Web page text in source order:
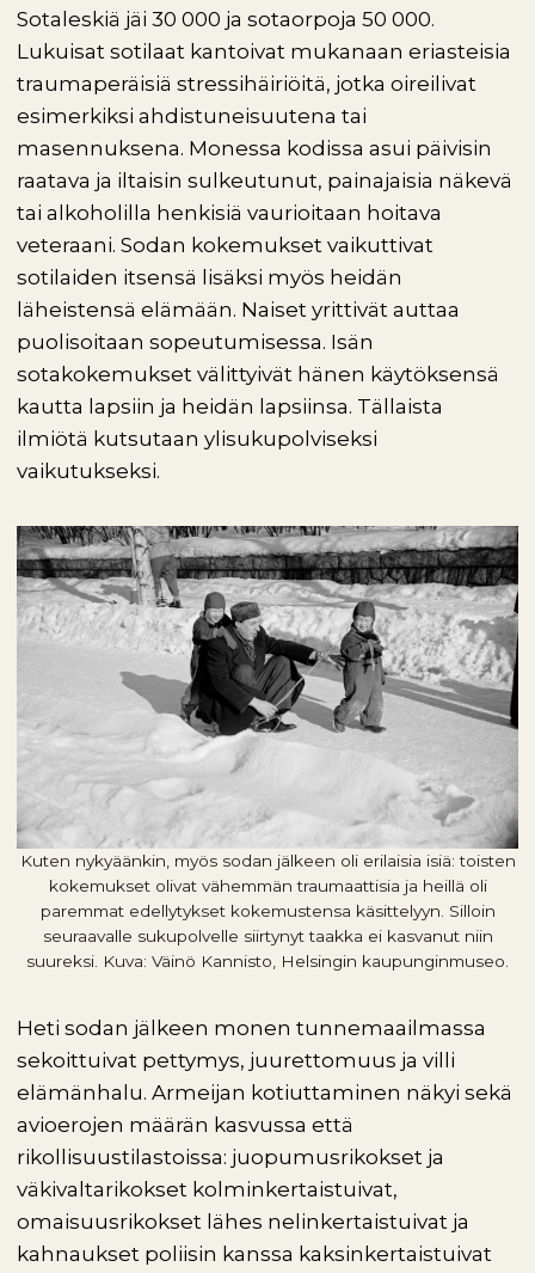
Sotaleskiä jäi 30 000 ja sotaorpoja 50 000.
Lukuisat sotilaat kantoivat mukanaan eriasteisia
traumaperäisiä stressihäiriöitä, jotka oireilivat
esimerkiksi ahdistuneisuutena tai
masennuksena. Monessa kodissa asui päivisin
raatava ja iltaisin sulkeutunut, painajaisia näkevä
tai alkoholilla henkisiä vaurioitaan hoitava
veteraani. Sodan kokemukset vaikuttivat
sotilaiden itsensä lisäksi myös heidän
läheistensä elämään. Naiset yrittivät auttaa
puolisoitaan sopeutumisessa. Isän
sotakokemukset välittyivät hänen käytöksensä
kautta lapsiin ja heidän lapsiinsa. Tällaista
ilmiötä kutsutaan ylisukupolviseksi
vaikutukseksi.
Kuten nykyäänkin, myös sodan jälkeen oli erilaisia isiä: toisten
kokemukset olivat vähemmän traumaattisia ja heillä oli
paremmat edellytykset kokemustensa käsittelyyn. Silloin
seuraavalle sukupolvelle siirtynyt taakka ei kasvanut niin
suureksi. Kuva: Väinö Kannisto, Helsingin kaupunginmuseo.
Heti sodan jälkeen monen tunnemaailmassa
sekoittuivat pettymys, juurettomuus ja villi
elämänhalu. Armeijan kotiuttaminen näkyi sekä
avioerojen määrän kasvussa että
rikollisuustilastoissa: juopumusrikokset ja
väkivaltarikokset kolminkertaistuivat,
omaisuusrikokset lähes nelinkertaistuivat ja
kahnaukset poliisin kanssa kaksinkertaistuivat